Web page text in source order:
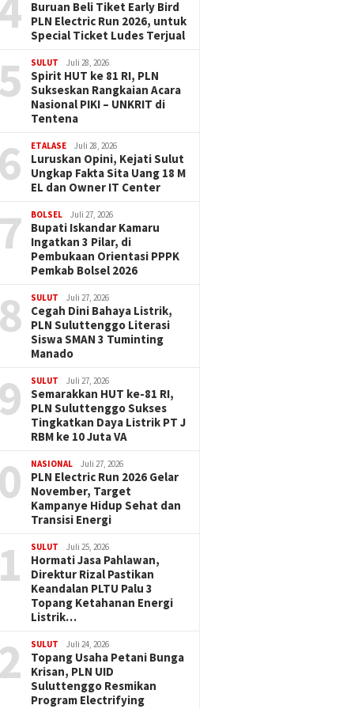
Buruan Beli Tiket Early Bird
PLN Electric Run 2026, untuk
Special Ticket Ludes Terjual
SULUT Juli 28, 2026
Spirit HUT ke 81 RI, PLN
Sukseskan Rangkaian Acara
Nasional PIKI – UNKRIT di
Tentena
ETALASE Juli 28, 2026
Luruskan Opini, Kejati Sulut
Ungkap Fakta Sita Uang 18 M
EL dan Owner IT Center
BOLSEL Juli 27, 2026
Bupati Iskandar Kamaru
Ingatkan 3 Pilar, di
Pembukaan Orientasi PPPK
Pemkab Bolsel 2026
SULUT Juli 27, 2026
Cegah Dini Bahaya Listrik,
PLN Suluttenggo Literasi
Siswa SMAN 3 Tuminting
Manado
SULUT Juli 27, 2026
Semarakkan HUT ke-81 RI,
PLN Suluttenggo Sukses
Tingkatkan Daya Listrik PT J
RBM ke 10 Juta VA
NASIONAL Juli 27, 2026
PLN Electric Run 2026 Gelar
November, Target
Kampanye Hidup Sehat dan
Transisi Energi
SULUT Juli 25, 2026
Hormati Jasa Pahlawan,
Direktur Rizal Pastikan
Keandalan PLTU Palu 3
Topang Ketahanan Energi
Listrik…
SULUT Juli 24, 2026
Topang Usaha Petani Bunga
Krisan, PLN UID
Suluttenggo Resmikan
Program Electrifying